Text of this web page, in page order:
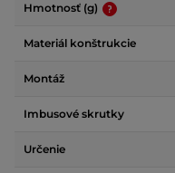
Hmotnosť (g)
Materiál konštrukcie
Montáž
Imbusové skrutky
Určenie